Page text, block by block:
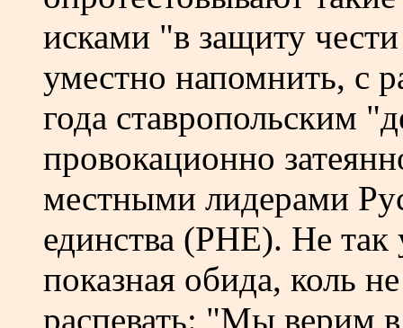
исками "в защиту
уместно напомнить, с
года ставропольским
провокационно
местными лидерами
единства (РНЕ). Не так
показная обида, коль
распевать: "Мы верим